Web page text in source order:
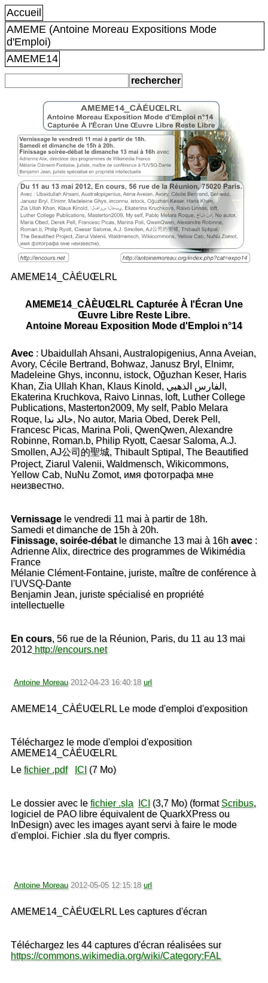
Accueil
AMEME (Antoine Moreau Expositions Mode
d'Emploi)
AMEME14
AMEME14_CÀÉUŒLRL
AMEME14_CÀÈUŒLRL Capturée À l'Écran Une
Œuvre Libre Reste Libre.
Antoine Moreau Exposition Mode d'Emploi n°14
Avec : Ubaidullah Ahsani, Australopigenius, Anna Aveian,
Avory, Cécile Bertrand, Bohwaz, Janusz Bryl, Elnimr,
Madeleine Ghys, inconnu, istock, Oğuzhan Keser, Haris
Khan, Zia Ullah Khan, Klaus Kinold, الفارس الذهبي,
Ekaterina Kruchkova, Raivo Linnas, loft, Luther College
Publications, Masterton2009, My self, Pablo Melara
Roque, خالد ندا, No autor, Maria Obed, Derek Pell,
Francesc Picas, Marina Poli, QwenQwen, Alexandre
Robinne, Roman.b, Philip Ryott, Caesar Saloma, A.J.
Smollen, AJ公司的聖城, Thibault Sptipal, The Beautified
Project, Ziarul Valenii, Waldmensch, Wikicommons,
Yellow Cab, NuNu Zomot, имя фотографа мне
неизвестно.
Vernissagele vendredi 11 mai à partir de 18h.
Samedi et dimanche de 15h à 20h.
Finissage, soirée-débatle dimanche 13 mai à 16h avec :
Adrienne Alix, directrice des programmes de Wikimédia
France
Mélanie Clément-Fontaine, juriste, maître de conférence à
l'UVSQ-Dante
Benjamin Jean, juriste spécialisé en propriété
intellectuelle
En cours, 56 rue de la Réunion, Paris, du 11 au 13 mai
2012 http://encours.net
Antoine Moreau 2012-04-23 16:40:18 url
AMEME14_CÀÉUŒLRL Le mode d'emploi d'exposition
Téléchargez le mode d'emploi d'exposition
AMEME14_CÀÉUŒLRL
Lefichier .pdf ICI (7 Mo)
Le dossier avec lefichier .sla ICI (3,7 Mo)(format Scribus,
logiciel de PAO libre équivalent deQuarkXPress ou
InDesign) avec les images ayant servi à faire le mode
d'emploi. Fichier .sla du flyer compris.
Antoine Moreau 2012-05-05 12:15:18 url
AMEME14_CÀÉUŒLRL Les captures d'écran
Téléchargez les 44 captures d'écran réalisées sur
https://commons.wikimedia.org/wiki/Category:FAL